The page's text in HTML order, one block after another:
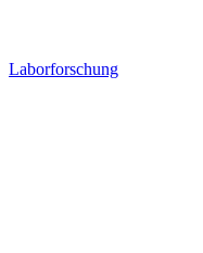
Laborforschung